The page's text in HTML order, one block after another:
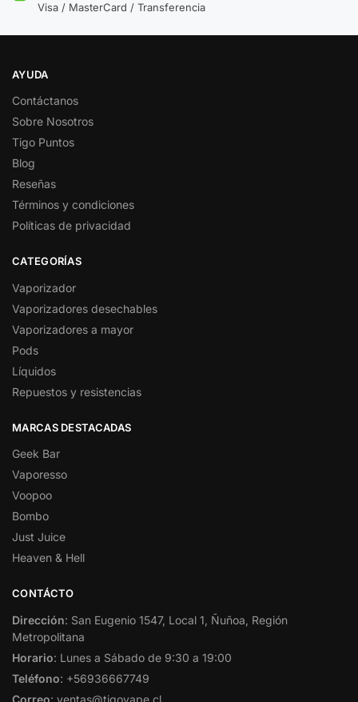
Visa / MasterCard / Transferencia
AYUDA
Contáctanos
Sobre Nosotros
Tigo Puntos
Blog
Reseñas
Términos y condiciones
Políticas de privacidad
CATEGORÍAS
Vaporizador
Vaporizadores desechables
Vaporizadores a mayor
Pods
Líquidos
Repuestos y resistencias
MARCAS DESTACADAS
Geek Bar
Vaporesso
Voopoo
Bombo
Just Juice
Heaven & Hell
CONTÁCTO
Dirección: San Eugenio 1547, Local 1, Ñuñoa, Región
Metropolitana
Horario: Lunes a Sábado de 9:30 a 19:00
Teléfono: +56936667749
Correo: ventas@tigovape.cl